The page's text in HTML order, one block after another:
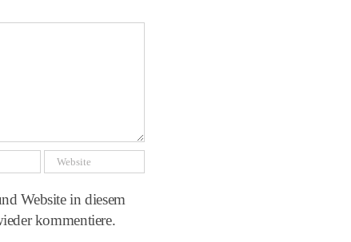
Website in diesem
kommentiere.